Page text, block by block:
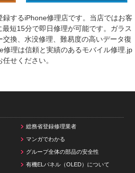
するiPhone修理店です。当店ではお客
短15分で即日修理が可能です。ガラス
換、水没修理、難易度の高いデータ復
修理は信頼と実績のあるモバイル修理.jp
任せください。
総務省登録修理業者
マンガでわかる
グループ全体の部品の安全性
有機ELパネル（OLED）について